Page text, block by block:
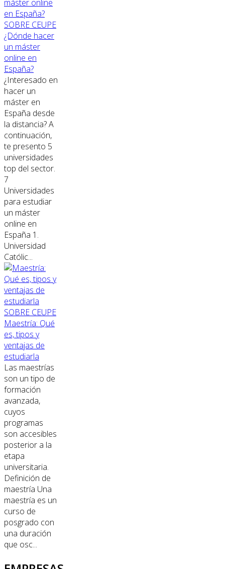
SOBRE CEUPE
¿Dónde hacer
un máster
online en
España?
¿Interesado en
hacer un
máster en
España desde
la distancia? A
continuación,
te presento 5
universidades
top del sector.
7
Universidades
para estudiar
un máster
online en
España 1.
Universidad
Católic...
SOBRE CEUPE
Maestría: Qué
es, tipos y
ventajas de
estudiarla
Las maestrías
son un tipo de
formación
avanzada,
cuyos
programas
son accesibles
posterior a la
etapa
universitaria.
Definición de
maestría Una
maestría es un
curso de
posgrado con
una duración
que osc...